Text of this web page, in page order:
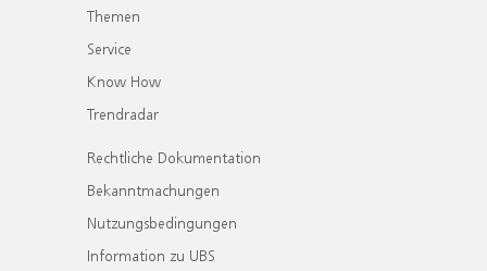
Themen
Service
Know How
Trendradar
Rechtliche Dokumentation
Bekanntmachungen
Nutzungsbedingungen
Information zu UBS